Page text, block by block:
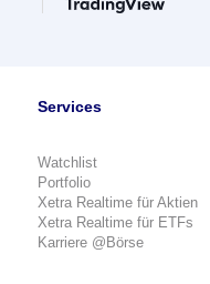
Services
Watchlist
Portfolio
Xetra Realtime für Aktien
Xetra Realtime für ETFs
Karriere @Börse